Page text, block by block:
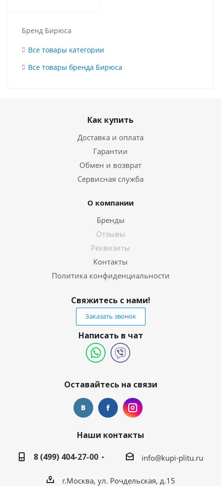
Бренд Бирюса
Все товары категории
Все товары бренда Бирюса
Как купить
Доставка и оплата
Гарантии
Обмен и возврат
Сервисная служба
О компании
Бренды
Отзывы
Реквизиты
Контакты
Политика конфиденциальности
Свяжитесь с нами!
Заказать звонок
Написать в чат
Оставайтесь на связи
Наши контакты
8 (499) 404-27-00
info@kupi-plitu.ru
г.Москва, ул. Рочдельская, д.15